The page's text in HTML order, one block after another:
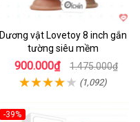
Dương vật Lovetoy 8 inch gắn
tường siêu mềm
900.000₫ 1.475.000₫
(1,092)
-39%